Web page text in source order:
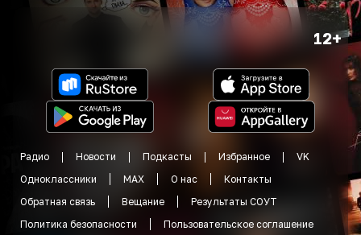
12+
Радио Новости Подкасты Избранное
VK
Одноклассники
MAX О нас
Контакты
Обратная связь
Вещание
Результаты СОУТ
Политика безопасности
Пользовательское соглашение